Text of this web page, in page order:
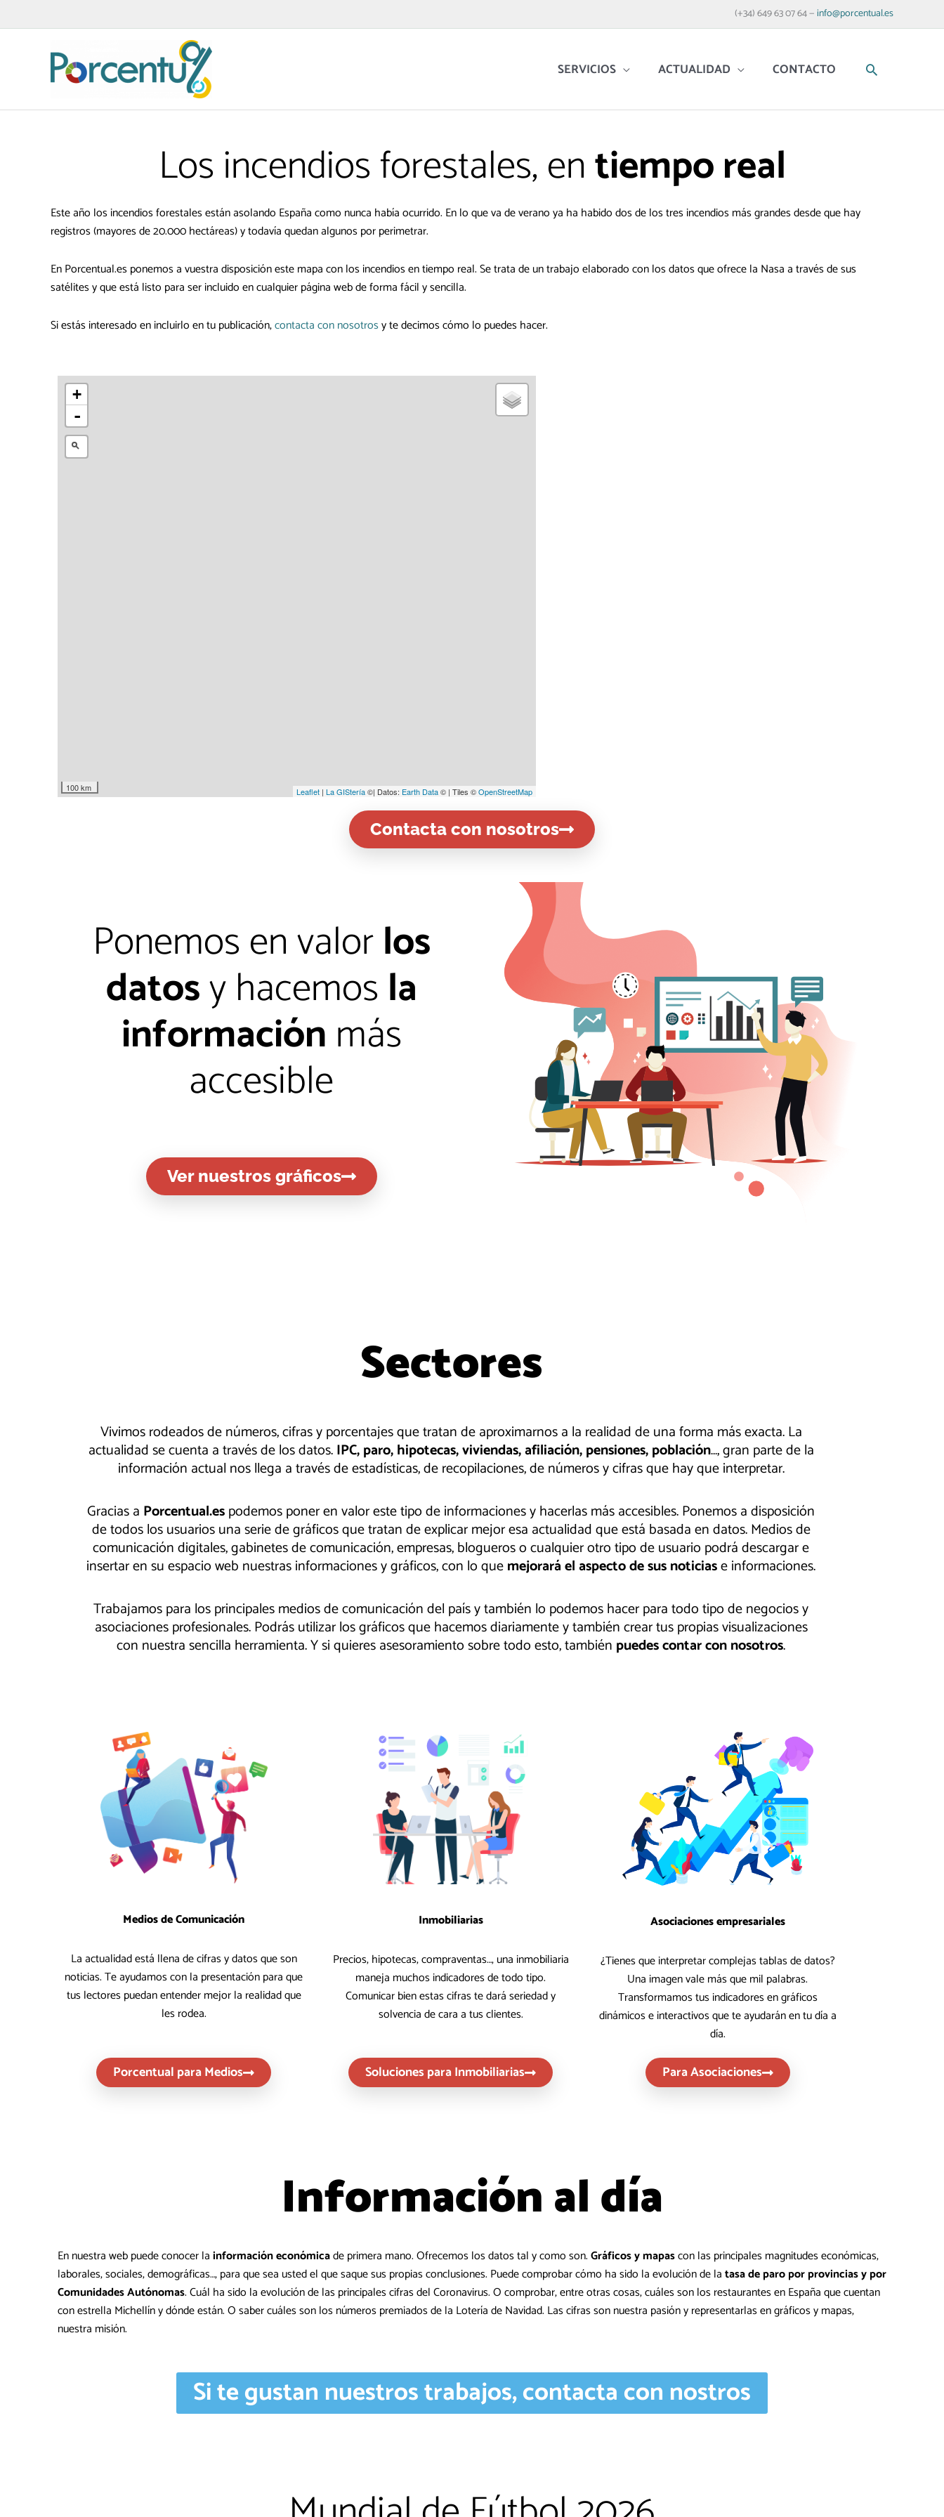
al
(+34) 649 63 07 64 —info@porcentual.es
SERVICIOS ACTUALIDAD CONTACTO BUSCAR
Los incendios forestales, entiempo real
Este año los incendios forestales están asolando España como nunca había ocurrido. En lo que va de verano ya ha habido dos de los tres incendios más grandes desde que hay
registros (mayores de 20.000 hectáreas) y todavía quedan algunos por perimetrar.
En Porcentual.es ponemos a vuestra disposición este mapa con los incendios en tiempo real. Se trata de un trabajo elaborado con los datos que ofrece la Nasa a través de sus
satélites y que está listo para ser incluido en cualquier página web de forma fácil y sencilla.
Si estás interesado en incluirlo en tu publicación,contacta con nosotrosy te decimos cómo lo puedes hacer.
Contacta con nosotros
Ponemos en valorlos
datosy hacemosla
informaciónmás
accesible
Ver nuestros gráficos
Sectores
Vivimos rodeados de números, cifras y porcentajes que tratan de aproximarnos a la realidad de una forma más exacta. La
actualidad se cuenta a través de los datos.IPC, paro, hipotecas, viviendas, afiliación, pensiones, población…, gran parte de la
información actual nos llega a través de estadísticas, de recopilaciones, de números y cifras que hay que interpretar.
Gracias a Porcentual.espodemos poner en valor este tipo de informaciones y hacerlas más accesibles. Ponemos a disposición
de todos los usuarios una serie de gráficos que tratan de explicar mejor esa actualidad que está basada en datos. Medios de
comunicación digitales, gabinetes de comunicación, empresas, blogueros o cualquier otro tipo de usuario podrá descargar e
insertar en su espacio web nuestras informaciones y gráficos, con lo quemejorará el aspecto de sus noticiase informaciones.
Trabajamos para los principales medios de comunicación del país y también lo podemos hacer para todo tipo de negocios y
asociaciones profesionales. Podrás utilizar los gráficos que hacemos diariamente y también crear tus propias visualizaciones
con nuestra sencilla herramienta. Y si quieres asesoramiento sobre todo esto, también puedes contar con nosotros.
Medios de Comunicación
La actualidad está llena de cifras y datos que son
noticias. Te ayudamos con la presentación para que
tus lectores puedan entender mejor la realidad que
les rodea.
Porcentual para Medios
Inmobiliarias
Precios, hipotecas, compraventas…, una inmobiliaria
maneja muchos indicadores de todo tipo.
Comunicar bien estas cifras te dará seriedad y
solvencia de cara a tus clientes.
Soluciones para Inmobiliarias
Asociaciones empresariales
¿Tienes que interpretar complejas tablas de datos?
Una imagen vale más que mil palabras.
Transformamos tus indicadores en gráficos
dinámicos e interactivos que te ayudarán en tu día a
día.
Para Asociaciones
Información al día
En nuestra web puede conocer lainformación económicade primera mano. Ofrecemos los datos tal y como son.Gráficos y mapascon las principales magnitudes económicas,
laborales, sociales, demográficas…, para que sea usted el que saque sus propias conclusiones. Puede comprobar cómo ha sido la evolución de latasa de paro por provincias y por
Comunidades Autónomas. Cuál ha sido la evolución de las principales cifras del Coronavirus. O comprobar, entre otras cosas, cuáles son los restaurantes en España que cuentan
con estrella Michellín y dónde están. O saber cuáles son los números premiados de la Lotería de Navidad. Las cifras son nuestra pasión y representarlas en gráficos y mapas,
nuestra misión.
Si te gustan nuestros trabajos, contacta con nostros